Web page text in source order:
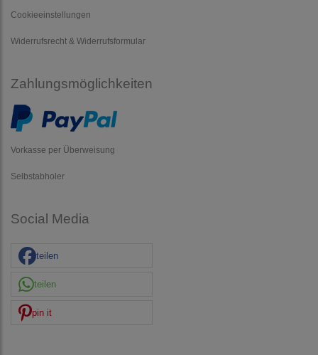
Cookieeinstellungen
Widerrufsrecht & Widerrufsformular
Zahlungsmöglichkeiten
Vorkasse per Überweisung
Selbstabholer
Social Media
teilen
teilen
pin it